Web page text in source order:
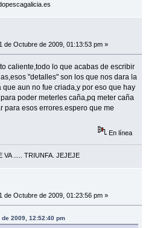
de Octubre de 2009, 01:13:53 pm »
caliente,todo lo que acabas de escribir
"detalles" son los que nos dara la
que aun no fue criada,y por eso que hay
poder meterles caña,pq meter caña
para esos errores.espero que me
En línea
VA ..... TRIUNFA. JEJEJE
de Octubre de 2009, 01:23:56 pm »
2009, 12:52:40 pm